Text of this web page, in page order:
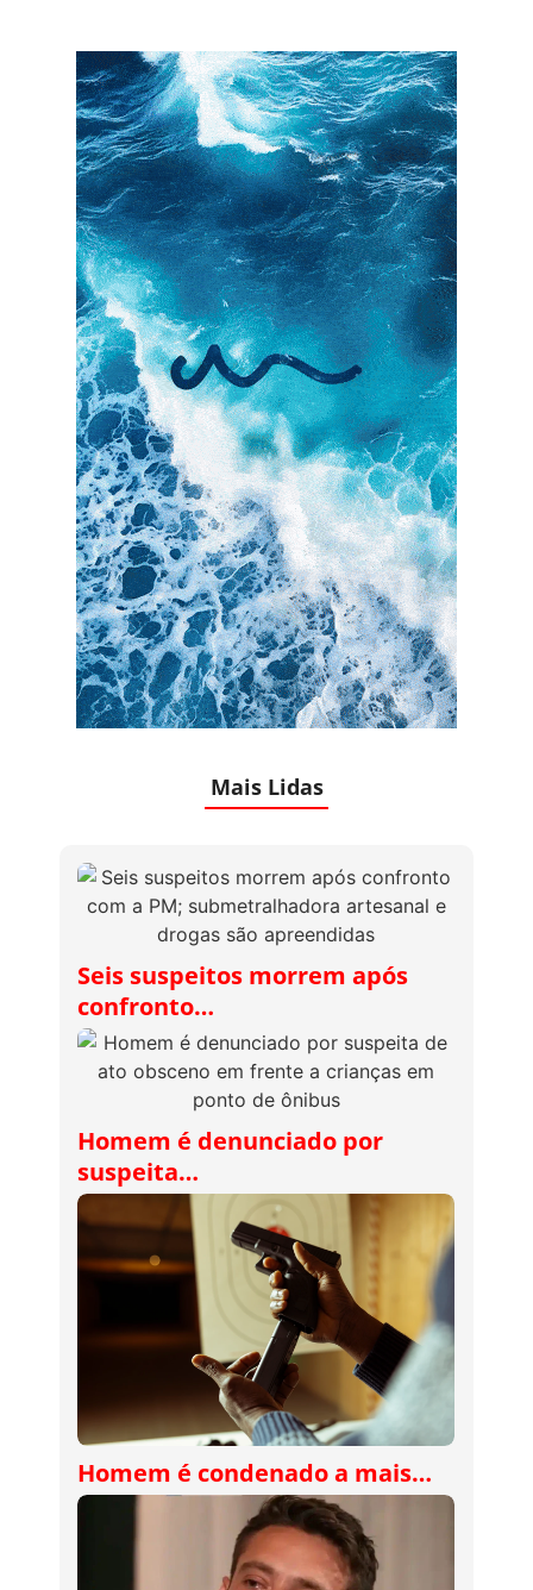
Mais Lidas
Seis suspeitos morrem após
confronto…
Homem é denunciado por
suspeita…
Homem é condenado a mais…